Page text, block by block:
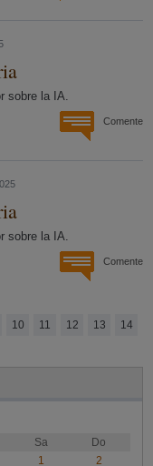
sobre la IA.
Comente
sobre la IA.
Comente
10 11 12 13
14
Sa
Do
1
2